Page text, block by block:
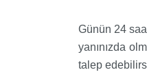
Günün 24
yanınızda
talep